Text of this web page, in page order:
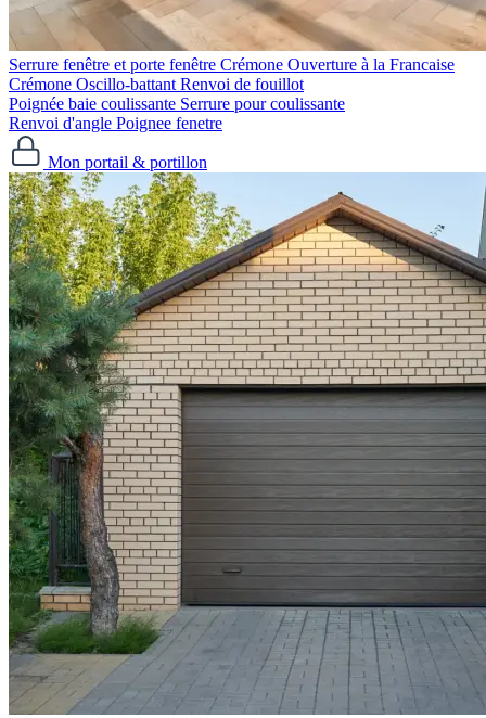
Serrure fenêtre et porte fenêtre Crémone Ouverture à la Francaise
Crémone Oscillo-battant Renvoi de fouillot
Poignée baie coulissante Serrure pour coulissante
Renvoi d'angle Poignee fenetre
Mon portail & portillon